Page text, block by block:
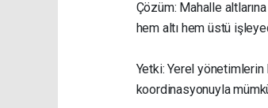
Çözüm: Mahalle
hem altı hem üstü
Yetki: Yerel
koordinasyonuyla